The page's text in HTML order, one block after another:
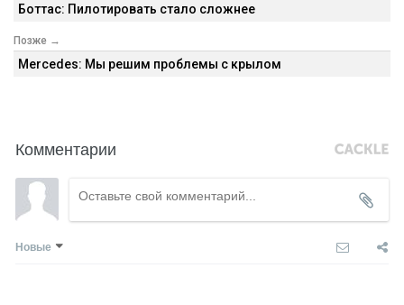
Боттас: Пилотировать стало сложнее
Позже →
Mercedes: Мы решим проблемы с крылом
Комментарии
Новые